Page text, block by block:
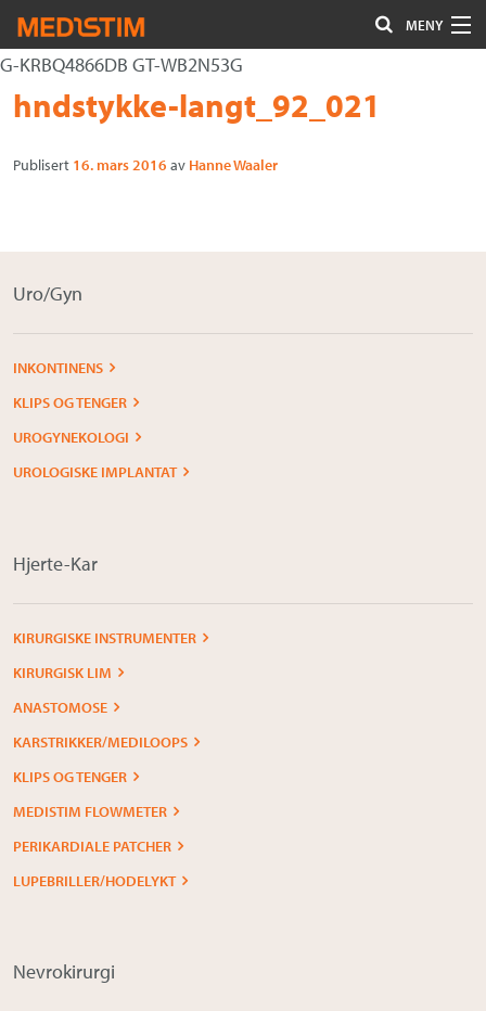
G-KRBQ4866DB GT-WB2N53G
MENY
Hjerte-Kar
Nevrokirurgi
Uro/Gyn
Kompresjon / Arr
Gå
innholdet
Forstørre
hndstykke-langt_92_021
Publisert 16. mars 2016 av Hanne Waaler
Uro/Gyn
INKONTINENS
KLIPS OG TENGER
UROGYNEKOLOGI
UROLOGISKE IMPLANTAT
Hjerte-Kar
KIRURGISKE INSTRUMENTER
KIRURGISK LIM
ANASTOMOSE
KARSTRIKKER/MEDILOOPS
KLIPS OG TENGER
MEDISTIM FLOWMETER
PERIKARDIALE PATCHER
LUPEBRILLER/HODELYKT
Nevrokirurgi